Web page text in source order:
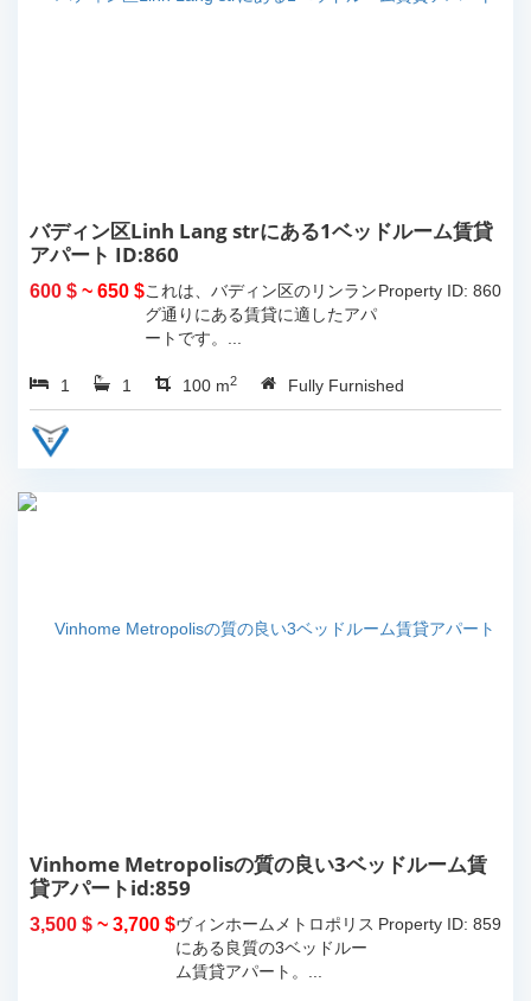
バディン区Linh Lang strにある1ベッドルーム賃貸
アパート ID:860
600 $ ~ 650 $ Property ID: 860
これは、バディン区のリンラン
グ通りにある賃貸に適したアパ
ートです。...
1 1 100 m2 Fully Furnished
Vinhome Metropolisの質の良い3ベッドルーム賃
貸アパートid:859
3,500 $ ~ 3,700 $ Property ID: 859
ヴィンホームメトロポリス
にある良質の3ベッドルー
ム賃貸アパート。...